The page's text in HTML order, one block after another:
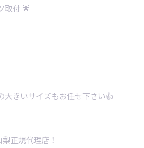
取付 🌟
大きいサイズもお任せ下さい👍
梨正規代理店！